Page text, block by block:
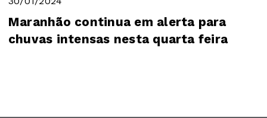
Maranhão continua em alerta para
chuvas intensas nesta quarta feira